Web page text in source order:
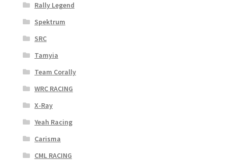
Rally Legend
Spektrum
SRC
Tamyia
Team Corally
WRC RACING
X-Ray
Yeah Racing
Carisma
CML RACING